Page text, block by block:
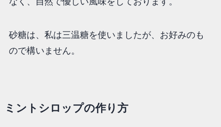
砂糖は、私は三温糖を使いましたが、お好みのも
ので構いません。
ミントシロップの作り方